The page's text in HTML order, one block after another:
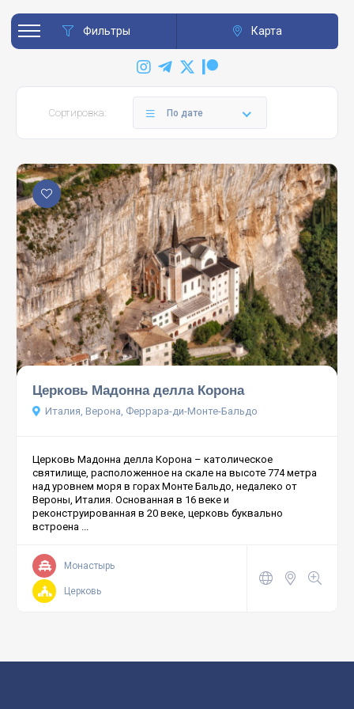
Фильтры Карта
Сортировка: По дате
Церковь Мадонна делла Корона
Италия, Верона, Феррара-ди-Монте-Бальдо
Церковь Мадонна делла Корона – католическое
святилище, расположенное на скале на высоте 774 метра
над уровнем моря в горах Монте Бальдо, недалеко от
Вероны, Италия. Основанная в 16 веке и
реконструированная в 20 веке, церковь буквально
встроена ...
Монастырь
Церковь